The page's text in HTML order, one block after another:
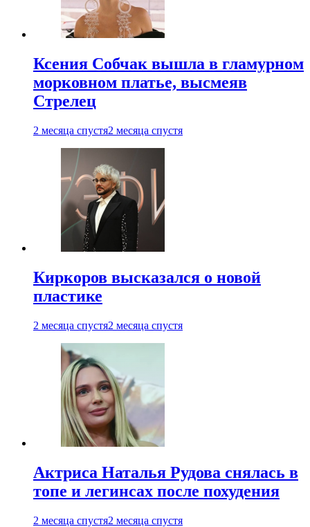
Ксения Собчак вышла в гламурном
морковном платье, высмеяв
Стрелец
2 месяца спустя2 месяца спустя
Киркоров высказался о новой
пластике
2 месяца спустя2 месяца спустя
Актриса Наталья Рудова снялась в
топе и легинсах после похудения
2 месяца спустя2 месяца спустя